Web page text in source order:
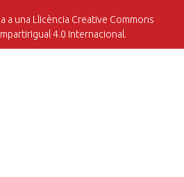
a una Llicència Creative Commons
4.0 Internacional.